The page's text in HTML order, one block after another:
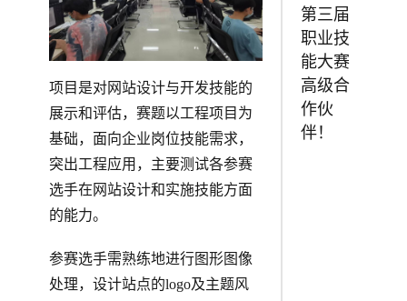
项目是对网站设计与开发技能的
展示和评估，赛题以工程项目为
基础，面向企业岗位技能需求，
突出工程应用，主要测试各参赛
选手在网站设计和实施技能方面
的能力。
参赛选手需熟练地进行图形图像
处理，设计站点的logo及主题风
第三届
职业技
能大赛
高级合
作伙
伴！